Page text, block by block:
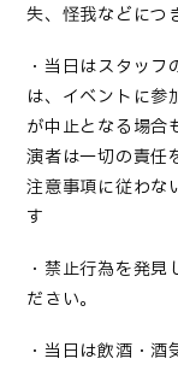
失、怪我などにつ
・当日はスタッ
は、イベントに参
が中止となる場合
演者は一切の責任
注意事項に従わな
す
・禁止行為を発
ださい。
・当日は飲酒・酒